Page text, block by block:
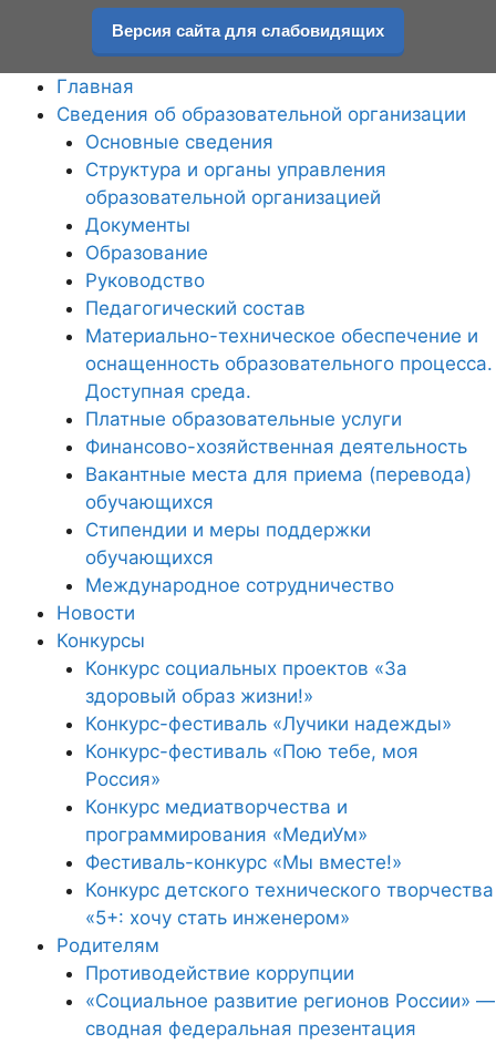
содержимому
Версия сайта для слабовидящих
Главная
Сведения об образовательной организации
Основные сведения
Структура и органы управления
образовательной организацией
Документы
Образование
Руководство
Педагогический состав
Материально-техническое обеспечение и
оснащенность образовательного процесса.
Доступная среда.
Платные образовательные услуги
Финансово-хозяйственная деятельность
Вакантные места для приема (перевода)
обучающихся
Стипендии и меры поддержки
обучающихся
Международное сотрудничество
Новости
Конкурсы
Конкурс социальных проектов «За
здоровый образ жизни!»
Конкурс-фестиваль «Лучики надежды»
Конкурс-фестиваль «Пою тебе, моя
Россия»
Конкурс медиатворчества и
программирования «МедиУм»
Фестиваль-конкурс «Мы вместе!»
Конкурс детского технического творчества
«5+: хочу стать инженером»
Родителям
Противодействие коррупции
«Социальное развитие регионов России» —
сводная федеральная презентация